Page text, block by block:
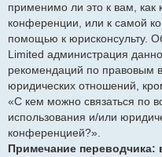
применимо ли это к вам, как
конференции, или к самой
помощью к юрисконсульту.
Limited администрация
рекомендаций по правовым
юридических отношений,
«С кем можно связаться по
использования и/или
конференцией?».
Примечание переводчика: